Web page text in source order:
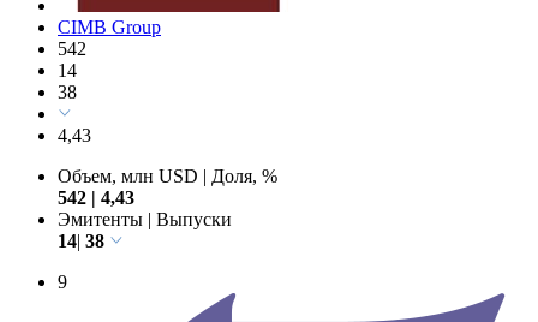
CIMB Group
542
14
38
4,43
Объем, млн USD | Доля, %
542 | 4,43
Эмитенты | Выпуски
14| 38
9